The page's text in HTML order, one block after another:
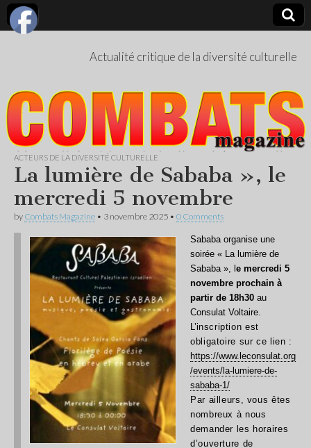
Actualité critique de la diversité culturelle
ACTEURS DE LA DIVERSITÉ CULTURELLE
La lumière de Sababa », le
mercredi 5 novembre
by Combats Magazine • 3 novembre 2025 • 0 Comments
Sababa organise une
soirée « La lumière de
Sababa », l e mercredi 5
novembre prochain à
partir de 18h30 au
Consulat Voltaire.
L’inscription est
obligatoire sur ce lien :
https://www.leconsulat.org
/events/la-lumiere-de-
sababa-1/
Par ailleurs, vous êtes
nombreux à nous
demander les horaires
d’ouverture de